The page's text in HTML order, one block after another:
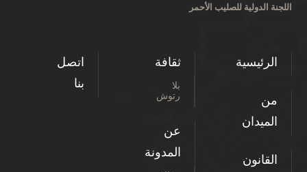
اللجنة الدولية للصليب الأحمر
الرئيسية
من
الميدان
القانون
ثقافة
بلا
رتوش
عن
المدونة
اتصل
بنا